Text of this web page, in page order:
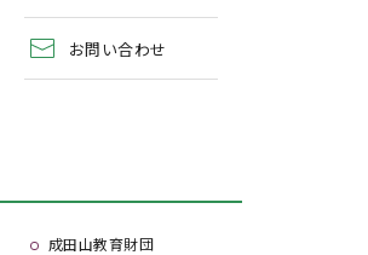
お問い合わせ
成田山教育財団